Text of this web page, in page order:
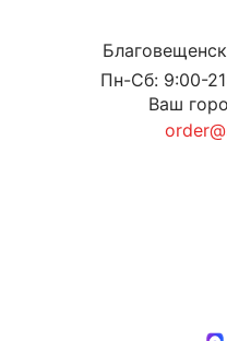
Пн-Сб: 9:00-
Ваш